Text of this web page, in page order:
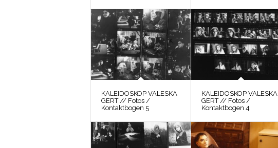
KALEIDOSKOP VALESKA
GERT // Fotos /
Kontaktbogen 5
KALEIDOSKOP VALESKA
GERT // Fotos /
Kontaktbogen 4